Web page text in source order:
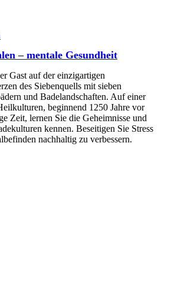
– mentale Gesundheit
Gast auf der einzigartigen
des Siebenquells mit sieben
und Badelandschaften. Auf einer
beginnend 1250 Jahre vor
Zeit, lernen Sie die Geheimnisse und
kennen. Beseitigen Sie Stress
nachhaltig zu verbessern.